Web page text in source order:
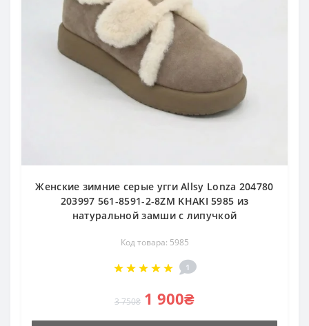
Женские зимние серые угги Allsy Lonza 204780
203997 561-8591-2-8ZM KHAKI 5985 из
натуральной замши с липучкой
Код товара: 5985
1
3 750₴ 1 900₴